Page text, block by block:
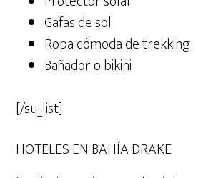
Gafas de sol
Ropa cómoda de trekking
Bañador o bikini
[/su_list]
HOTELES EN BAHÍA DRAKE